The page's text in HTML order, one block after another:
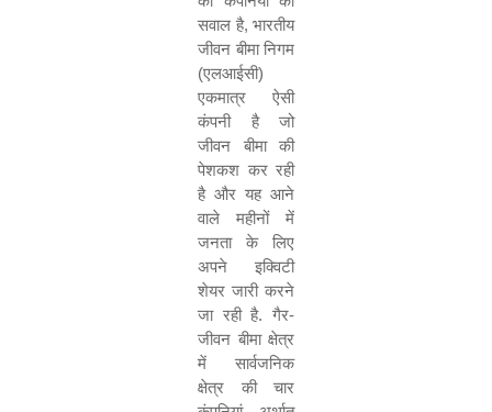
सवाल है, भारतीय
जीवन बीमा निगम
(एलआईसी)
एकमात्र ऐसी
कंपनी है जो
जीवन बीमा की
पेशकश कर रही
है और यह आने
वाले महीनों में
जनता के लिए
अपने इक्विटी
शेयर जारी करने
जा रही है.गैर-
जीवन बीमा क्षेत्र
में सार्वजनिक
क्षेत्र की चार